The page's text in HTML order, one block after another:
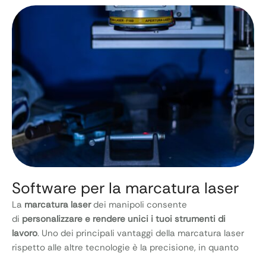
Software per la marcatura laser
La marcatura laserdei manipoli consente
di personalizzare e rendere unici i tuoi strumenti di
lavoro. Uno dei principali vantaggi della marcatura laser
rispetto alle altre tecnologie è la precisione, in quanto